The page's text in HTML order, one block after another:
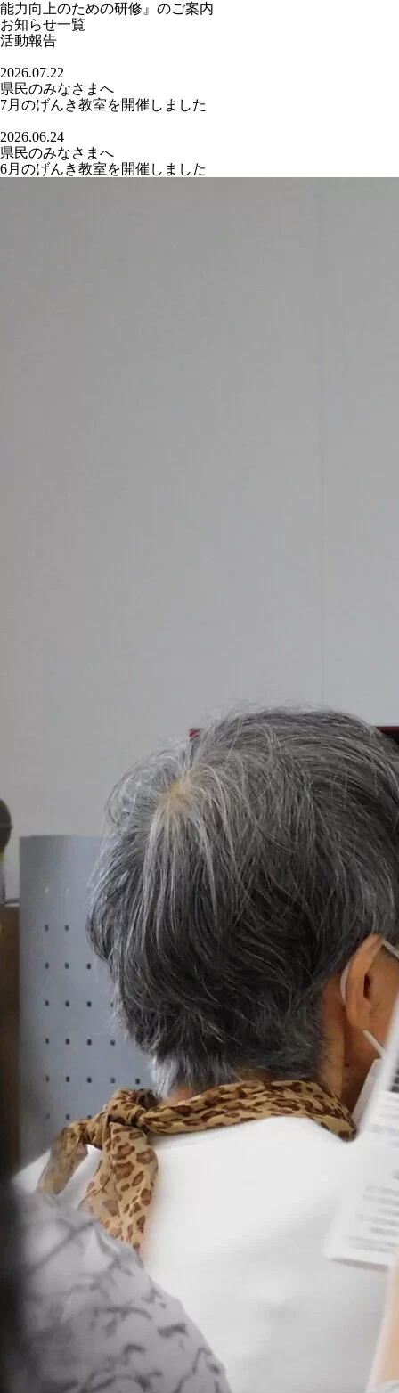
能力向上のための研修』のご案内
お知らせ一覧
活動報告
2026.07.22
県民のみなさまへ
7月のげんき教室を開催しました
2026.06.24
県民のみなさまへ
6月のげんき教室を開催しました